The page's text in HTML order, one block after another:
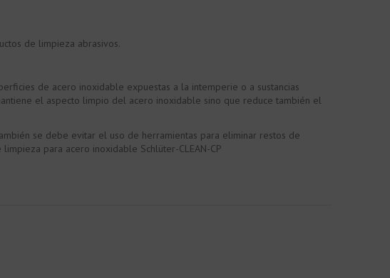
de limpieza abrasivos.
de acero inoxidable expuestas a la intemperie o a sustancias
el aspecto limpio del acero inoxidable sino que reduce también el
se debe evitar el uso de herramientas para eliminar restos de
para acero inoxidable Schlüter-CLEAN-CP